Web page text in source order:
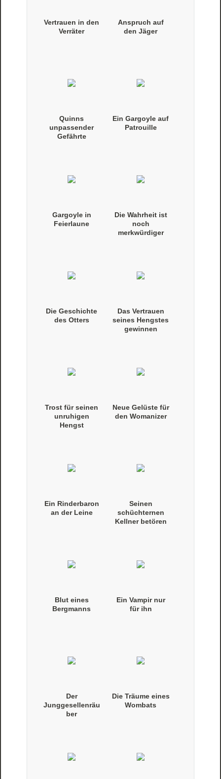
Vertrauen in den
Verräter
Anspruch auf
den Jäger
Quinns
unpassender
Gefährte
Ein Gargoyle auf
Patrouille
Gargoyle in
Feierlaune
Die Wahrheit ist
noch
merkwürdiger
Die Geschichte
des Otters
Das Vertrauen
seines Hengstes
gewinnen
Trost für seinen
unruhigen
Hengst
Neue Gelüste für
den Womanizer
Ein Rinderbaron
an der Leine
Seinen
schüchternen
Kellner betören
Blut eines
Bergmanns
Ein Vampir nur
für ihn
Der
Junggesellenräu
ber
Die Träume eines
Wombats